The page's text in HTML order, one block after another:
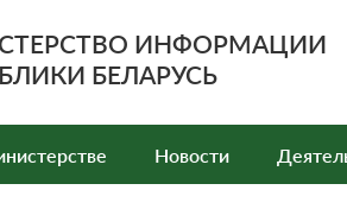
ИНФОРМАЦИИ
БЕЛАРУСЬ
Новости